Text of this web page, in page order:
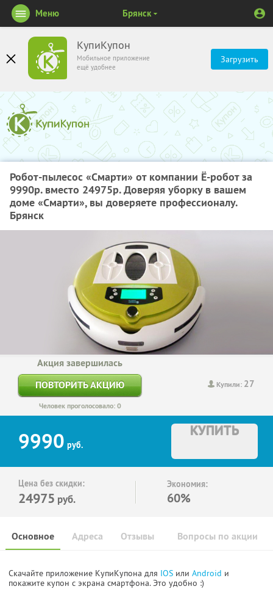
КупиКупон
Мобильное приложение
ещё удобнее
Загрузить
Меню Брянск
Робот-пылесос «Смарти» от компании Ё-робот за
9990р. вместо 24975р. Доверяя уборку в вашем
доме «Смарти», вы доверяете профессионалу.
Брянск
Купили: 27
Акция завершилась
ПОВТОРИТЬ АКЦИЮ
Человек проголосовало: 0
9990 руб.
КУПИТЬ
Цена без скидки:
24975 руб.
Экономия:
60%
Основное Отзывы Вопросы по акции
Адреса
Скачайте приложение КупиКупона для IOS или Android и
покажите купон с экрана смартфона. Это удобно :)